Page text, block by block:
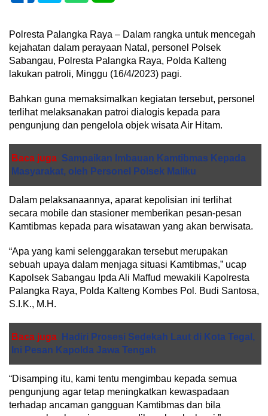
Polresta Palangka Raya – Dalam rangka untuk mencegah
kejahatan dalam perayaan Natal, personel Polsek
Sabangau, Polresta Palangka Raya, Polda Kalteng
lakukan patroli, Minggu (16/4/2023) pagi.
Bahkan guna memaksimalkan kegiatan tersebut, personel
terlihat melaksanakan patroi dialogis kepada para
pengunjung dan pengelola objek wisata Air Hitam.
Baca juga Sampaikan Imbauan Kamtibmas Kepada
Masyarakat, oleh Personel Polsek Maliku
Dalam pelaksanaannya, aparat kepolisian ini terlihat
secara mobile dan stasioner memberikan pesan-pesan
Kamtibmas kepada para wisatawan yang akan berwisata.
“Apa yang kami selenggarakan tersebut merupakan
sebuah upaya dalam menjaga situasi Kamtibmas,” ucap
Kapolsek Sabangau Ipda Ali Maffud mewakili Kapolresta
Palangka Raya, Polda Kalteng Kombes Pol. Budi Santosa,
S.I.K., M.H.
Baca juga
Hadiri Prosesi Sedekah Laut di Kota Tegal,
Ini Pesan Kapolda Jawa Tengah
“Disamping itu, kami tentu mengimbau kepada semua
pengunjung agar tetap meningkatkan kewaspadaan
terhadap ancaman gangguan Kamtibmas dan bila